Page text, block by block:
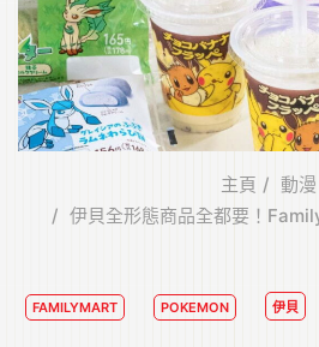
本地情報
東瀛特集
旅遊商品
Search
for:
主頁
動漫
伊貝全形態商品全都要！
FAMILYMART POKEMON 伊貝